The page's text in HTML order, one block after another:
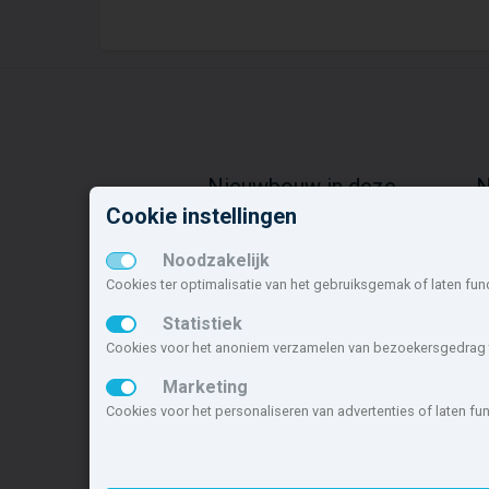
Nieuwbouw in deze
gemeente
Actuele nieuwbouwprojecten
Toekomstige nieuwbouwaanbod
Koopwoningen
Huurwoningen en appartementen
Cookie instellingen
Noodzakelijk
Cookies ter optimalisatie van het gebruiksgemak of laten
Statistiek
Cookies voor het anoniem verzamelen van
Marketing
Cookies voor het personaliseren van advertenties of laten